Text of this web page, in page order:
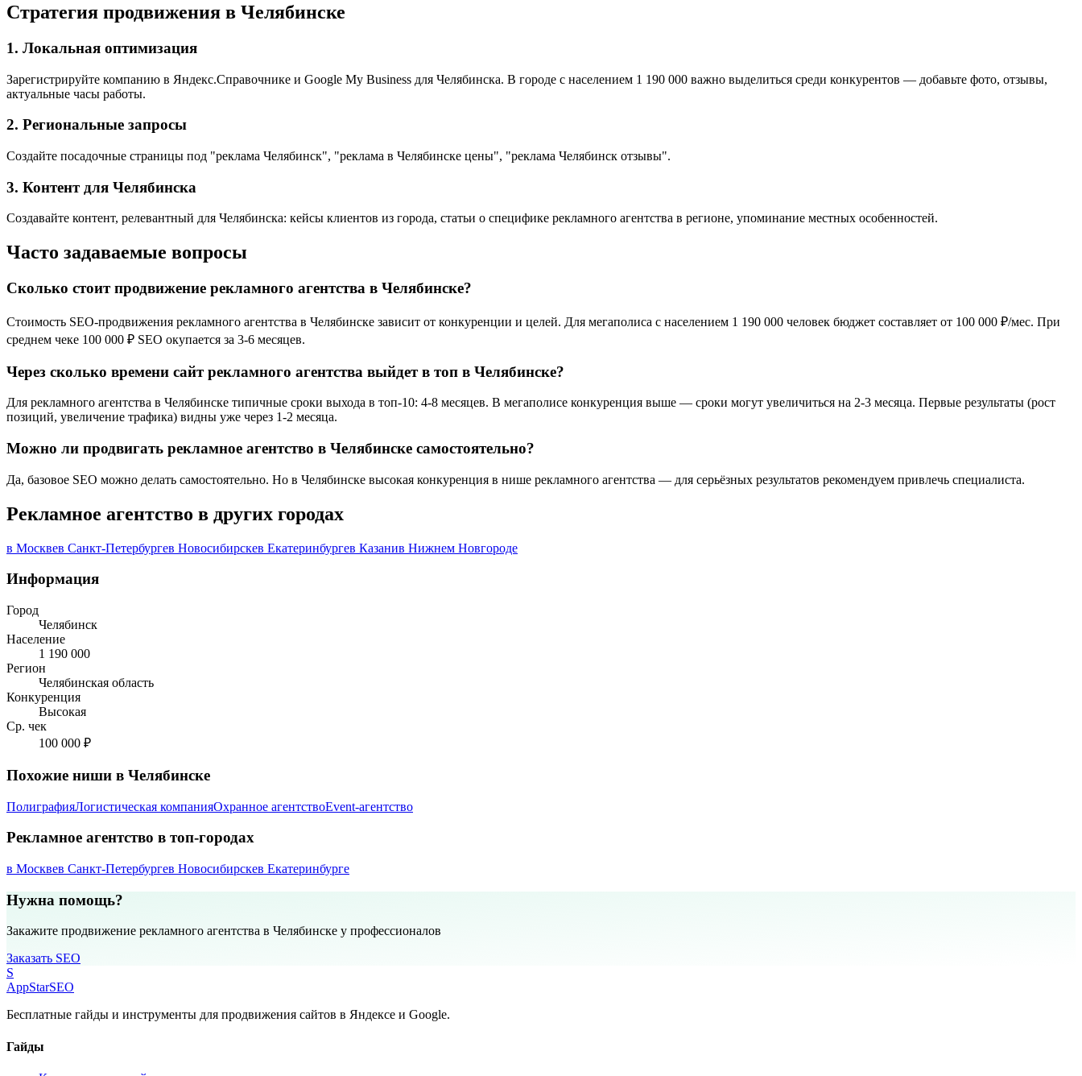
Стратегия продвижения в Челябинске
1. Локальная оптимизация
Зарегистрируйте компанию в Яндекс.Справочнике и Google My Business для Челябинска. В городе с населением 1 190 000 важно выделиться среди конкурентов — добавьте фото, отзывы,
актуальные часы работы.
2. Региональные запросы
Создайте посадочные страницы под "реклама Челябинск", "реклама в Челябинске цены", "реклама Челябинск отзывы".
3. Контент для Челябинска
Создавайте контент, релевантный для Челябинска: кейсы клиентов из города, статьи о специфике рекламного агентства в регионе, упоминание местных особенностей.
Часто задаваемые вопросы
Сколько стоит продвижение рекламного агентства в Челябинске?
Стоимость SEO-продвижения рекламного агентства в Челябинске зависит от конкуренции и целей. Для мегаполиса с населением 1 190 000 человек бюджет составляет от 100 000 ₽/мес. При
среднем чеке 100 000 ₽ SEO окупается за 3-6 месяцев.
Через сколько времени сайт рекламного агентства выйдет в топ в Челябинске?
Для рекламного агентства в Челябинске типичные сроки выхода в топ-10: 4-8 месяцев. В мегаполисе конкуренция выше — сроки могут увеличиться на 2-3 месяца. Первые результаты (рост
позиций, увеличение трафика) видны уже через 1-2 месяца.
Можно ли продвигать рекламное агентство в Челябинске самостоятельно?
Да, базовое SEO можно делать самостоятельно. Но в Челябинске высокая конкуренция в нише рекламного агентства — для серьёзных результатов рекомендуем привлечь специалиста.
Рекламное агентство в других городах
в Москвев Санкт-Петербургев Новосибирскев Екатеринбургев Казанив Нижнем Новгороде
Информация
Город
Челябинск
Население
1 190 000
Регион
Челябинская область
Конкуренция
Высокая
Ср. чек
100 000 ₽
Похожие ниши в Челябинске
ПолиграфияЛогистическая компанияОхранное агентствоEvent-агентство
Рекламное агентство в топ-городах
в Москвев Санкт-Петербургев Новосибирскев Екатеринбурге
Нужна помощь?
Закажите продвижение рекламного агентства в Челябинске у профессионалов
Заказать SEO
S
AppStarSEO
Бесплатные гайды и инструменты для продвижения сайтов в Яндексе и Google.
Гайды